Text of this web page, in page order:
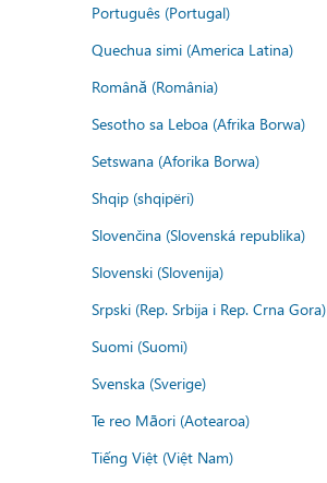
Português (Portugal)
Quechua simi (America Latina)
Română (România)
Sesotho sa Leboa (Afrika Borwa)
Setswana (Aforika Borwa)
Shqip (shqipëri)
Slovenčina (Slovenská republika)
Slovenski (Slovenija)
Srpski (Rep. Srbija i Rep. Crna Gora)
Suomi (Suomi)
Svenska (Sverige)
Te reo Māori (Aotearoa)
Tiếng Việt (Việt Nam)